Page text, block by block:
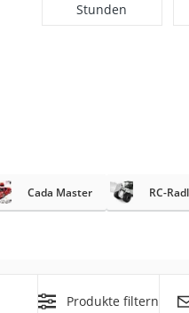
Stunden
Cada Master RC-
Produkte filtern